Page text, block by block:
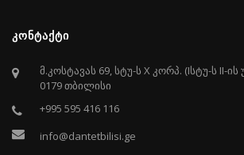
ᲙᲝᲜᲢᲐᲥᲢᲘ
მ.კოსტავას 69, სტუ-ს X კორპ. (Iსტუ-ს II-ის
0179 თბილისი
+995 595 416 116
info@dantetbilisi.ge